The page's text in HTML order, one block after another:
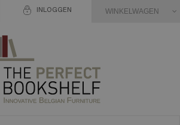
INLOGGEN WINKELWAGEN